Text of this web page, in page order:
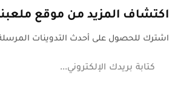
اكتشاف المزيد من موقع
اشترك للحصول على أحدث التدوينات المرسلة